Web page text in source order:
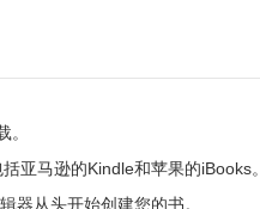
亚马逊的Kindle和苹果的iBooks。
器从头开始创建您的书。